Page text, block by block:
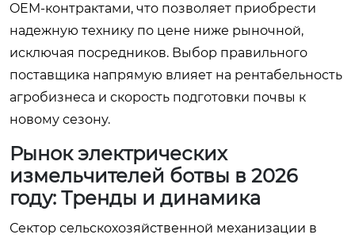
OEM-контрактами, что позволяет приобрести
надежную технику по цене ниже рыночной,
исключая посредников. Выбор правильного
поставщика напрямую влияет на рентабельность
агробизнеса и скорость подготовки почвы к
новому сезону.
Рынок электрических
измельчителей ботвы в 2026
году: Тренды и динамика
Сектор сельскохозяйственной механизации в